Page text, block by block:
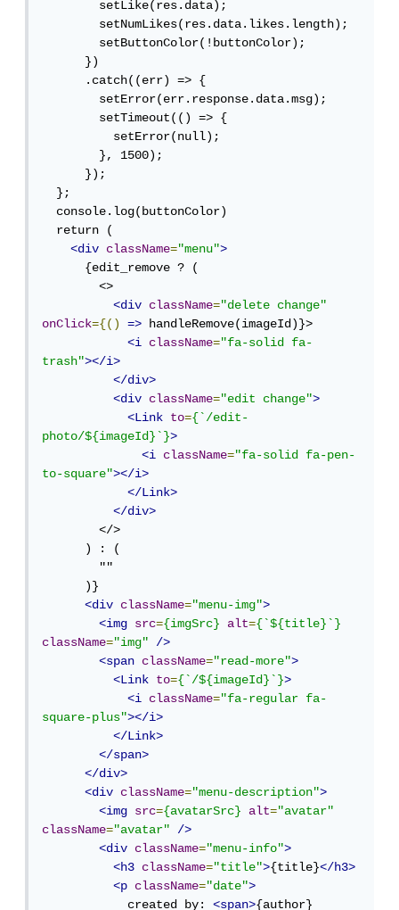
        setLike(res.data);
        setNumLikes(res.data.likes.length);
        setButtonColor(!buttonColor);
      })
      .catch((err) => {
        setError(err.response.data.msg);
        setTimeout(() => {
          setError(null);
        }, 1500);
      });
  };
  console.log(buttonColor)
  return (
<div
className="menu">
      {edit_remove ? (
        <>
<div
className="delete change"
onClick={() => handleRemove(imageId)}>
<i
className="fa-solid fa-
trash"></i>
</div>
<div
className="edit change">
<Link
to={`/edit-
photo/${imageId}`}>
<i
className="fa-solid fa-pen-
to-square"></i>
</Link>
</div>
        </>
      ) : (
        ""
      )}
<div
className="menu-img">
<img
src={imgSrc} alt={`${title}`}
className="img"
/>
<span
className="read-more">
<Link
to={`/${imageId}`}>
<i
className="fa-regular fa-
square-plus"></i>
</Link>
</span>
</div>
<div
className="menu-description">
<img
src={avatarSrc} alt="avatar"
className="avatar"
/>
<div
className="menu-info">
<h3
className="title">{title}</h3>
<p
className="date">
            created by:
<span>{author}